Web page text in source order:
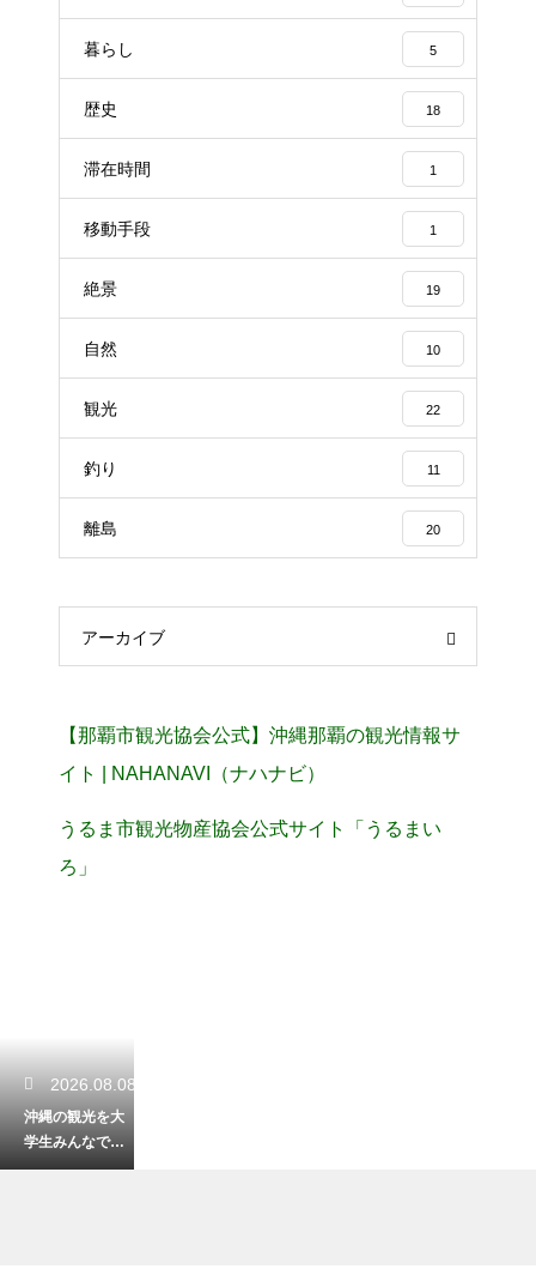
暮らし 5
歴史 18
滞在時間 1
移動手段 1
絶景 19
自然 10
観光 22
釣り 11
離島 20
アーカイブ
【那覇市観光協会公式】沖縄那覇の観光情報サ
イト | NAHANAVI（ナハナビ）
うるま市観光物産協会公式サイト「うるまい
ろ」
2026.08.08
沖縄の観光を大
学生みんなで楽
しむ！最高の思